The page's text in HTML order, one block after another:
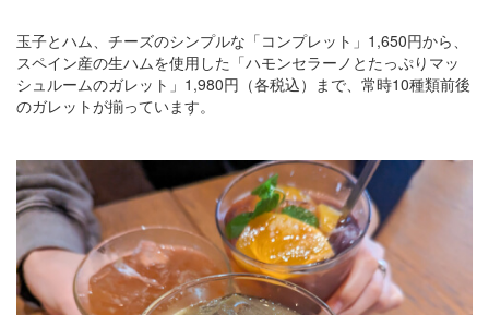
玉子とハム、チーズのシンプルな「コンプレット」1,650円から、
スペイン産の生ハムを使用した「ハモンセラーノとたっぷりマッ
シュルームのガレット」1,980円（各税込）まで、常時10種類前後
のガレットが揃っています。